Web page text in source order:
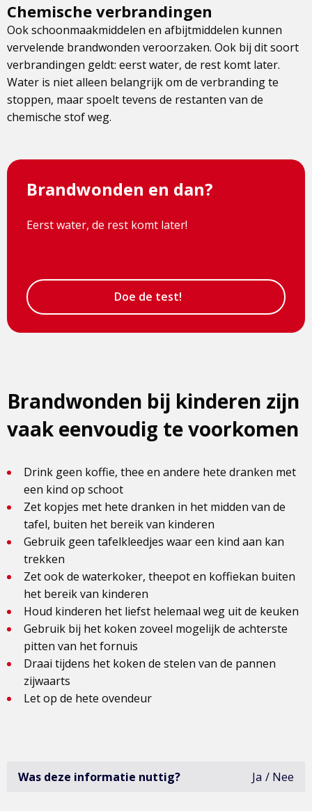
Chemische verbrandingen
Ook schoonmaakmiddelen en afbijtmiddelen kunnen
vervelende brandwonden veroorzaken. Ook bij dit soort
verbrandingen geldt: eerst water, de rest komt later.
Water is niet alleen belangrijk om de verbranding te
stoppen, maar spoelt tevens de restanten van de
chemische stof weg.
Brandwonden en dan?
Eerst water, de rest komt later!
Doe de test!
Brandwonden bij kinderen zijn
vaak eenvoudig te voorkomen
Drink geen koffie, thee en andere hete dranken met
een kind op schoot
Zet kopjes met hete dranken in het midden van de
tafel, buiten het bereik van kinderen
Gebruik geen tafelkleedjes waar een kind aan kan
trekken
Zet ook de waterkoker, theepot en koffiekan buiten
het bereik van kinderen
Houd kinderen het liefst helemaal weg uit de keuken
Gebruik bij het koken zoveel mogelijk de achterste
pitten van het fornuis
Draai tijdens het koken de stelen van de pannen
zijwaarts
Let op de hete ovendeur
Was deze informatie nuttig? Ja Nee